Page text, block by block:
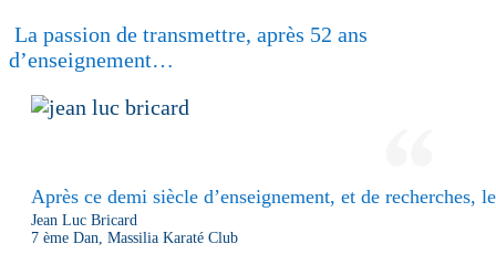
La passion de transmettre, après 52 ans
d’enseignement…
Après ce demi siècle d’enseignement, et de recherches,
Jean Luc Bricard
7 ème Dan, Massilia Karaté Club